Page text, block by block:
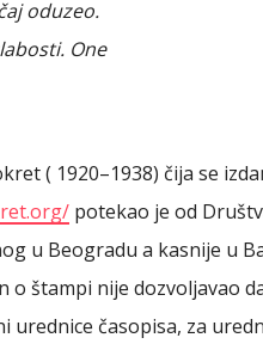
oduzeo.
One
( 1920–1938) čija se
potekao je od
u Beogradu a kasnije u
o štampi nije dozvoljavao
urednice časopisa, za